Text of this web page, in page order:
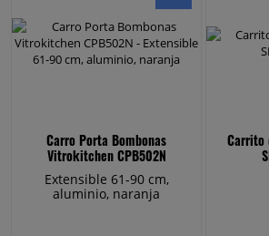
Carro Porta Bombonas
Vitrokitchen CPB502N
Extensible 61-90 cm,
aluminio, naranja
Carrito